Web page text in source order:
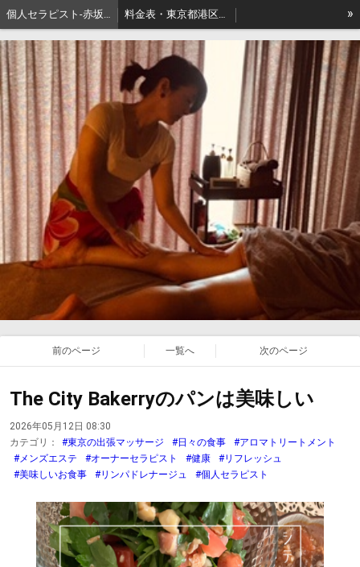
個人セラピスト-赤坂､出張リンパマッサージはアロマセジュール東京 料金表・東京都港区－本格派出張アロマオイルマッサージはセジュールへ
セジュールオーナーセラピスト健康ブログ
»
前のページ 一覧へ 次のページ
The City Bakerryのパンは美味しい
2026年05月12日 08:30
カテゴリ：
#東京の出張マッサージ #日々の食事
#アロマトリートメント
#メンズエステ
#オーナーセラピスト #健康
#リフレッシュ
#美味しいお食事
#リンパドレナージュ #個人セラピスト